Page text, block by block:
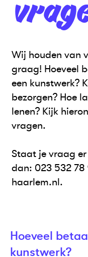
Wij houden van
graag! Hoeveel
een kunstwerk?
bezorgen? Hoe
lenen? Kijk
vragen.
Staat je vraag
dan: 023 532
haarlem.nl.
Hoeveel
kunstwerk?